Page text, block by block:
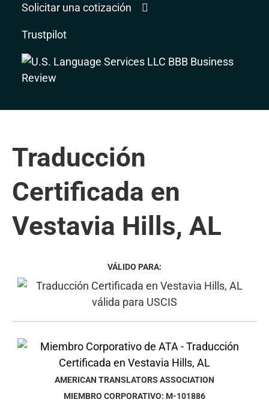
Solicitar una cotización
Trustpilot
Traducción
Certificada en
Vestavia Hills, AL
VÁLIDO PARA:
AMERICAN TRANSLATORS ASSOCIATION
MIEMBRO CORPORATIVO: M-101886